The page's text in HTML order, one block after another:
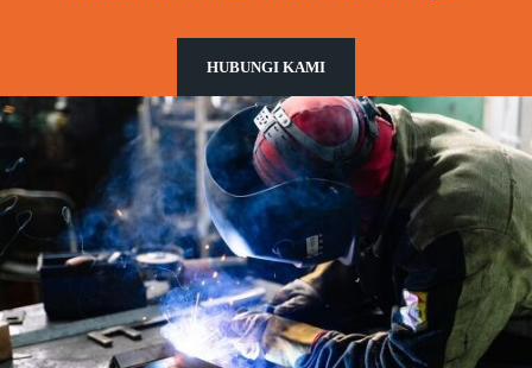
HUBUNGI KAMI